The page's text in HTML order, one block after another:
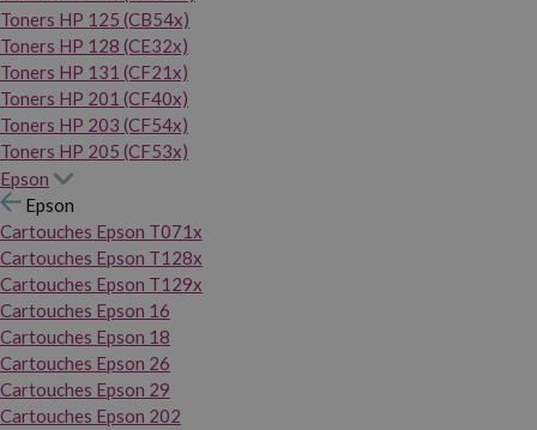
Toners HP 125 (CB54x)
Toners HP 128 (CE32x)
Toners HP 131 (CF21x)
Toners HP 201 (CF40x)
Toners HP 203 (CF54x)
Toners HP 205 (CF53x)
Epson
Epson
Cartouches Epson T071x
Cartouches Epson T128x
Cartouches Epson T129x
Cartouches Epson 16
Cartouches Epson 18
Cartouches Epson 26
Cartouches Epson 29
Cartouches Epson 202